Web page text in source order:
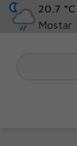
20.7 °C
Mostar